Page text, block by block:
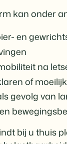
kan onder
en
na
of
gevolg van
bij u thuis